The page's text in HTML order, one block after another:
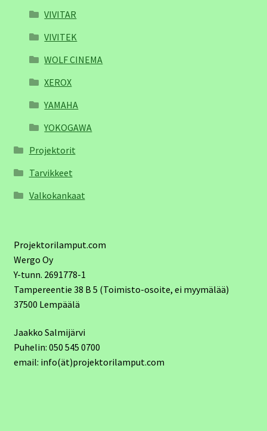
VIVITAR
VIVITEK
WOLF CINEMA
XEROX
YAMAHA
YOKOGAWA
Projektorit
Tarvikkeet
Valkokankaat
Projektorilamput.com
Wergo Oy
Y-tunn. 2691778-1
Tampereentie 38 B 5 (Toimisto-osoite, ei myymälää)
37500 Lempäälä
Jaakko Salmijärvi
Puhelin: 050 545 0700
email: info(ät)projektorilamput.com